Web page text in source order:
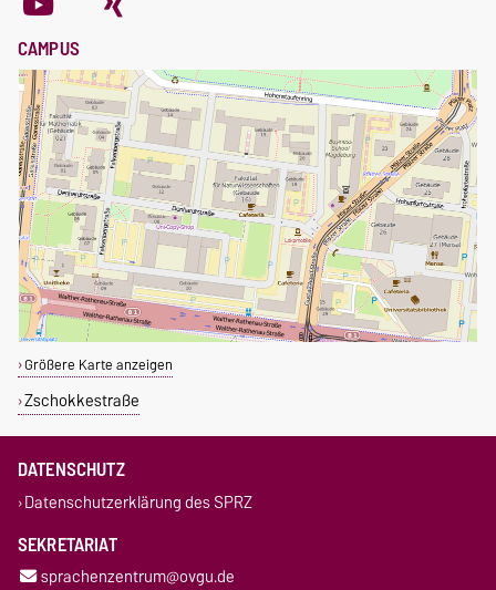
CAMPUS
Größere Karte anzeigen
Zschokkestraße
DATENSCHUTZ
Datenschutzerklärung des SPRZ
SEKRETARIAT
sprachenzentrum@ovgu.de